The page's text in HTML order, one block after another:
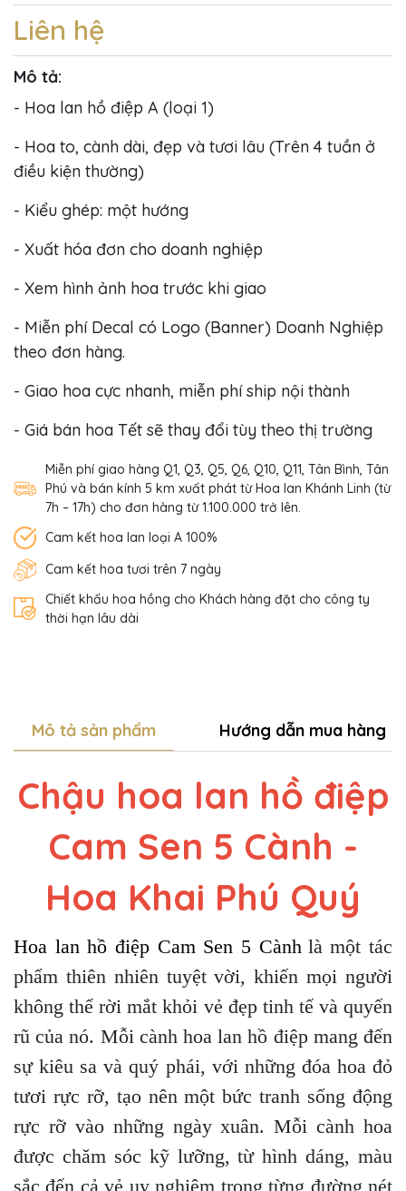
Liên hệ
Mô tả:
- Hoa lan hồ điệp A (loại 1)
- Hoa to, cành dài, đẹp và tươi lâu (Trên 4 tuần ở
điều kiện thường)
- Kiểu ghép: một hướng
- Xuất hóa đơn cho doanh nghiệp
- Xem hình ảnh hoa trước khi giao
- Miễn phí Decal có Logo (Banner) Doanh Nghiệp
theo đơn hàng.
- Giao hoa cực nhanh, miễn phí ship nội thành
- Giá bán hoa Tết sẽ thay đổi tùy theo thị trường
Miễn phí giao hàng Q1, Q3, Q5, Q6, Q10, Q11, Tân Bình, Tân
Phú và bán kính 5 km xuất phát từ Hoa lan Khánh Linh (từ
7h – 17h) cho đơn hàng từ 1.100.000 trở lên.
Cam kết hoa lan loại A 100%
Cam kết hoa tươi trên 7 ngày
Chiết khấu hoa hồng cho Khách hàng đặt cho công ty
thời hạn lâu dài
Mô tả sản phẩm Hướng dẫn mua hàng
Chậu hoa lan hồ điệp
Cam Sen 5 Cành -
Hoa Khai Phú Quý
Hoa lan hồ điệp Cam Sen 5 Cành là một tác
phẩm thiên nhiên tuyệt vời, khiến mọi người
không thể rời mắt khỏi vẻ đẹp tinh tế và quyến
rũ của nó. Mỗi cành hoa lan hồ điệp mang đến
sự kiêu sa và quý phái, với những đóa hoa đỏ
tươi rực rỡ, tạo nên một bức tranh sống động
rực rỡ vào những ngày xuân. Mỗi cành hoa
được chăm sóc kỹ lưỡng, từ hình dáng, màu
sắc đến cả vẻ uy nghiêm trong từng đường nét